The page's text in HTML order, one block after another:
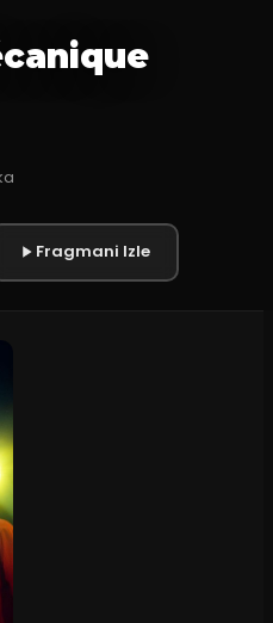
Fragmani Izle